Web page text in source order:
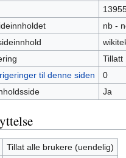
nb -
Tillatt
til denne siden
0
Ja
Tillat alle brukere (uendelig)